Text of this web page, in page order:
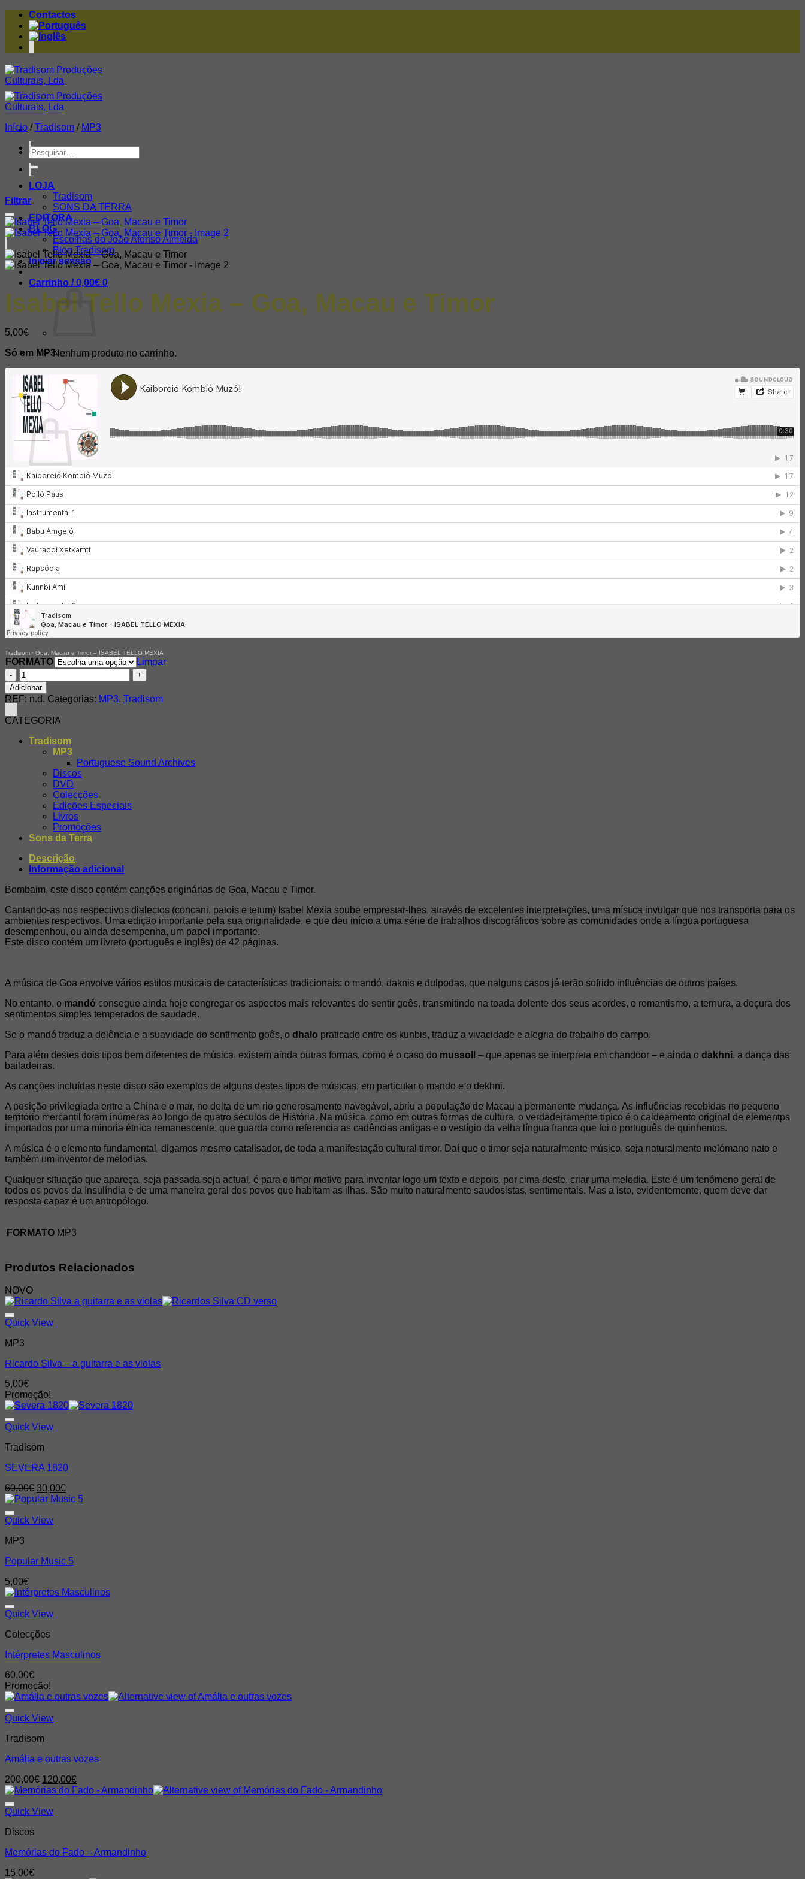
Skip
content
Contactos
Pesquisar
por:
LOJA
Tradisom
SONS DA TERRA
EDITORA
BLOG
Escolhas do João Afonso Almeida
Blog Tradisom
Iniciar sessão
Carrinho /0,00€ 0
Nenhum produto no carrinho.
Voltar para a loja
0
Carrinho
Nenhum produto no carrinho.
Voltar para a loja
Início / Tradisom / MP3
Filtrar
Isabel Tello Mexia – Goa, Macau e Timor
5,00€
Só em MP3
Tradisom · Goa, Macau e Timor – ISABEL TELLO MEXIA
FORMATO
Limpar
Quantidade
de
Isabel
Tello
Mexia
–
Goa,
Macau
Adicionar
REF: n.d. Categorias: MP3, Tradisom
CATEGORIA
Tradisom
MP3
Portuguese Sound Archives
Discos
DVD
Colecções
Edições Especiais
Livros
Promoções
Sons da Terra
Descrição
Informação adicional
Bombaim, este disco contém canções originárias de Goa, Macau e Timor.
Cantando-as nos respectivos dialectos (concani, patois e tetum) Isabel Mexia soube emprestar-lhes, através de excelentes interpretações, uma mística invulgar que nos transporta para os
ambientes respectivos. Uma edição importante pela sua originalidade, e que deu início a uma série de trabalhos discográficos sobre as comunidades onde a língua portuguesa
desempenhou, ou ainda desempenha, um papel importante.
Este disco contém um livreto (português e inglês) de 42 páginas.
A música de Goa envolve vários estilos musicais de características tradicionais: o mandó, daknis e dulpodas, que nalguns casos já terão sofrido influências de outros países.
No entanto, o mandó consegue ainda hoje congregar os aspectos mais relevantes do sentir goês, transmitindo na toada dolente dos seus acordes, o romantismo, a ternura, a doçura dos
sentimentos simples temperados de saudade.
Se o mandó traduz a dolência e a suavidade do sentimento goês, o dhalo praticado entre os kunbis, traduz a vivacidade e alegria do trabalho do campo.
Para além destes dois tipos bem diferentes de música, existem ainda outras formas, como é o caso do mussoll – que apenas se interpreta em chandoor – e ainda o dakhni, a dança das
bailadeiras.
As canções incluídas neste disco são exemplos de alguns destes tipos de músicas, em particular o mando e o dekhni.
A posição privilegiada entre a China e o mar, no delta de um rio generosamente navegável, abriu a população de Macau a permanente mudança. As influências recebidas no pequeno
território mercantil foram inúmeras ao longo de quatro séculos de História. Na música, como em outras formas de cultura, o verdadeiramente típico é o caldeamento original de elementps
importados por uma minoria étnica remanescente, que guarda como referencia as cadências antigas e o vestígio da velha língua franca que foi o português de quinhentos.
A música é o elemento fundamental, digamos mesmo catalisador, de toda a manifestação cultural timor. Daí que o timor seja naturalmente músico, seja naturalmente melómano nato e
também um inventor de melodias.
Qualquer situação que apareça, seja passada seja actual, é para o timor motivo para inventar logo um texto e depois, por cima deste, criar uma melodia. Este é um fenómeno geral de
todos os povos da Insulíndia e de uma maneira geral dos povos que habitam as ilhas. São muito naturalmente saudosistas, sentimentais. Mas a isto, evidentemente, quem deve dar
resposta capaz é um antropólogo.
FORMATO MP3
Produtos Relacionados
NOVO
Quick View
MP3
Ricardo Silva – a guitarra e as violas
5,00€
Promoção!
Quick View
Tradisom
SEVERA 1820
60,00€ O
preço
era:
30,00€O
preço
Quick View
MP3
Popular Music 5
5,00€
Quick View
Colecções
Intérpretes Masculinos
60,00€
Promoção!
Quick View
Tradisom
Amália e outras vozes
200,00€ O
preço
era:
120,00€O
preço
Quick View
Discos
Memórias do Fado – Armandinho
15,00€